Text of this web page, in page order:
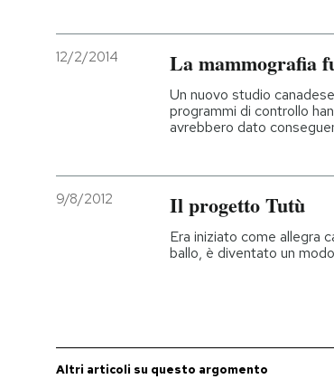
12/2/2014 La mammografia
Un nuovo studio
programmi di controllo
avrebbero dato
9/8/2012 Il progetto Tutù
Era iniziato come allegra
ballo, è diventato un
Altri articoli su questo argomento